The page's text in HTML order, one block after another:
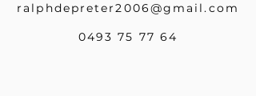
ralphdepreter2006@gmail.com
0493 75 77 64